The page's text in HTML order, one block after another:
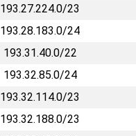
193.27.224.0/23
193.28.183.0/24
193.31.40.0/22
193.32.85.0/24
193.32.114.0/23
193.32.188.0/23